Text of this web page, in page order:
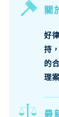
關
好
持
的
理
最